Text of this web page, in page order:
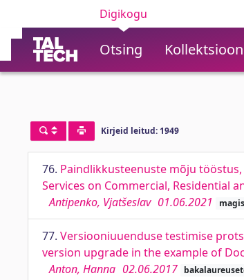
Digikogu
Otsing
Kirjeid leitud: 1949
76. Paindlikkusteenuste mõju
Services on Commercial, Residential
Antipenko, Vjatšeslav 01.06.2021
77. Versiooniuuenduse testimise
version upgrade in the example of
Anton, Hanna 02.06.2017